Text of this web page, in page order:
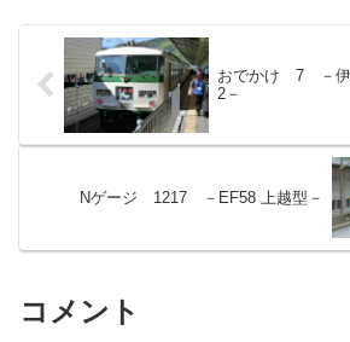
おでかけ 7 －伊
2－
Nゲージ 1217 －EF58 上越型－
コメント